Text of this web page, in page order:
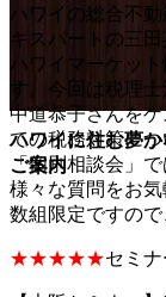
ハワイに住む夢
ご案内
ハワイの総合不
キスパートの三
ハワイマーケッ
す。今回は税理
中道恭子さんを
ての税務対策に
「個別相談会」
様々な質問をお
数組限定ですので
★★★★★セミ